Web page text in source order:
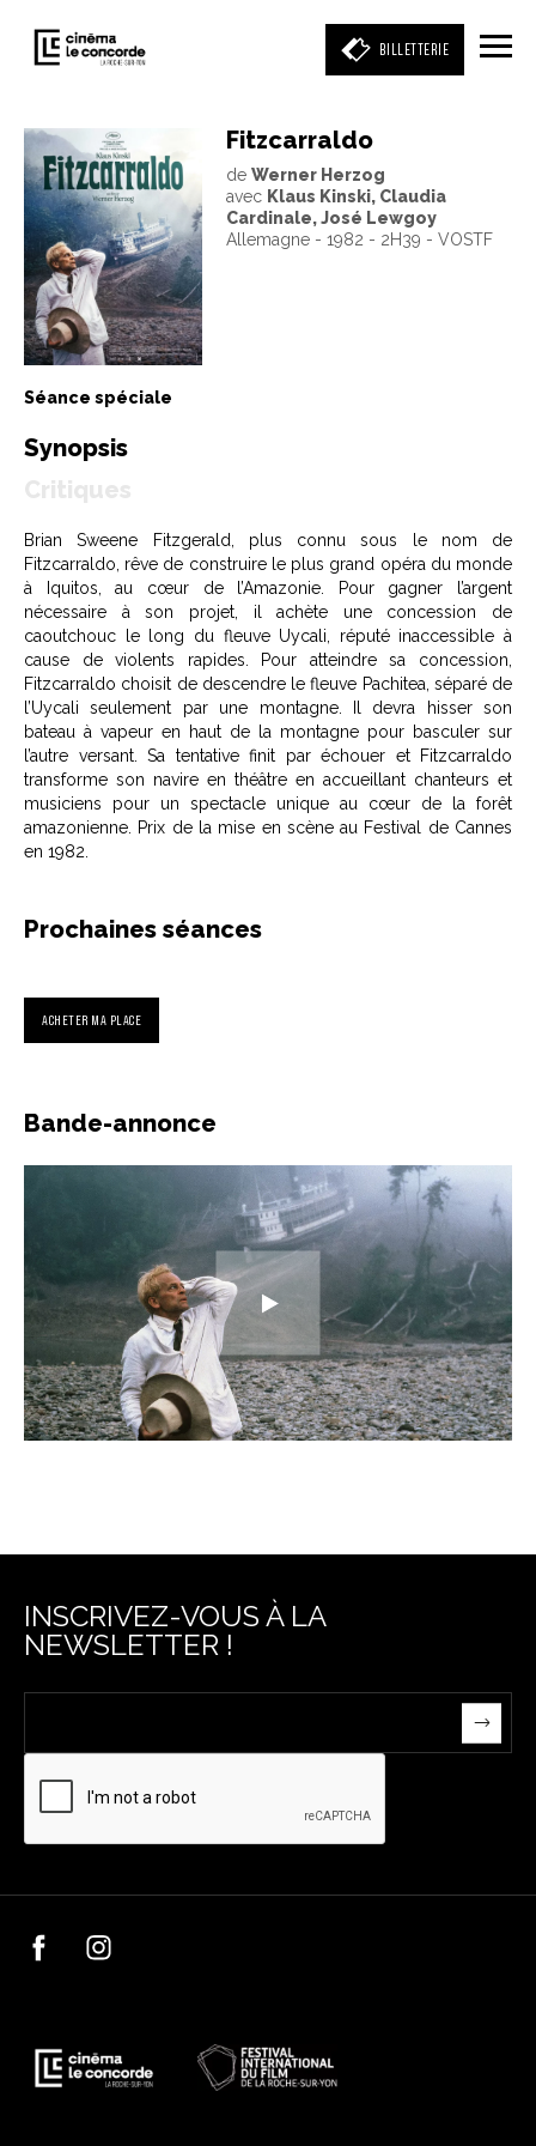
BILLETTERIE
Entrez votre mot clé
(film, réalisateur, acteur, événement)
Fitzcarraldo
de Werner Herzog
avec Klaus Kinski, Claudia
Cardinale, José Lewgoy
Allemagne - 1982 - 2H39 - VOSTF
Séance spéciale
Synopsis
Brian Sweene Fitzgerald, plus connu sous le nom de
Fitzcarraldo, rêve de construire le plus grand opéra du monde
à Iquitos, au cœur de l’Amazonie. Pour gagner l’argent
nécessaire à son projet, il achète une concession de
caoutchouc le long du fleuve Uycali, réputé inaccessible à
cause de violents rapides. Pour atteindre sa concession,
Fitzcarraldo choisit de descendre le fleuve Pachitea, séparé de
l’Uycali seulement par une montagne. Il devra hisser son
bateau à vapeur en haut de la montagne pour basculer sur
l’autre versant. Sa tentative finit par échouer et Fitzcarraldo
transforme son navire en théâtre en accueillant chanteurs et
musiciens pour un spectacle unique au cœur de la forêt
amazonienne. Prix de la mise en scène au Festival de Cannes
en 1982.
Prochaines séances
ACHETER MA PLACE
Bande-annonce
INSCRIVEZ-VOUS À LA
NEWSLETTER !